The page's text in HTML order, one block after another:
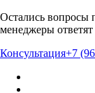
Остались вопросы
менеджеры
Консультация+7